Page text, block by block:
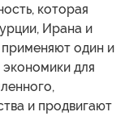
которая
Ирана и
применяют один и
для
и продвигают